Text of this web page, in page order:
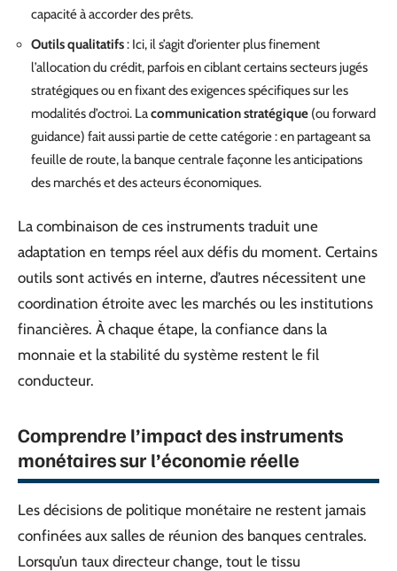
capacité à accorder des prêts.
Outils qualitatifs: Ici, il s’agit d’orienter plus finement
l’allocation du crédit, parfois en ciblant certains secteurs jugés
stratégiques ou en fixant des exigences spécifiques sur les
modalités d’octroi. Lacommunication stratégique (ou forward
guidance) fait aussi partie de cette catégorie : en partageant sa
feuille de route, la banque centrale façonne les anticipations
des marchés et des acteurs économiques.
La combinaison de ces instruments traduit une
adaptation en temps réel aux défis du moment. Certains
outils sont activés en interne, d’autres nécessitent une
coordination étroite avec les marchés ou les institutions
financières. À chaque étape, la confiance dans la
monnaie et la stabilité du système restent le fil
conducteur.
Comprendre l’impact des instruments
monétaires sur l’économie réelle
Les décisions de politique monétaire ne restent jamais
confinées aux salles de réunion des banques centrales.
Lorsqu’un taux directeur change, tout le tissu